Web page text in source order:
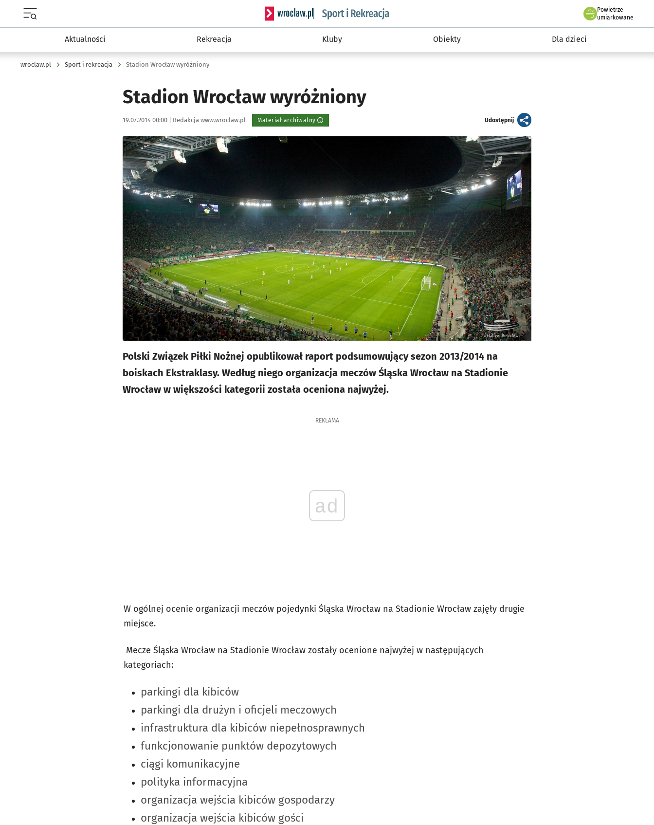
Serwis informacyjny wroclaw.pl podserwis: Sport i rekreacja
Powietrze
we Wrocławiu
umiarkowane
Aktualności Rekreacja Kluby Obiekty Dla dzieci
wroclaw.pl Sport i rekreacja Stadion Wrocław wyróżniony
Stadion Wrocław wyróżniony
Data publikacji:
19.07.2014 00:00 | Autor:
Redakcja www.wroclaw.pl Materiał archiwalny Udostępnijartykuł
Kliknij, aby powiększyć
Polski Związek Piłki Nożnej opublikował raport podsumowujący sezon 2013/2014 na
boiskach Ekstraklasy. Według niego organizacja meczów Śląska Wrocław na Stadionie
Wrocław w większości kategorii została oceniona najwyżej.
REKLAMA
ad
W ogólnej ocenie organizacji meczów pojedynki Śląska Wrocław na Stadionie Wrocław zajęły drugie
miejsce.
Mecze Śląska Wrocław na Stadionie Wrocław zostały ocenione najwyżej w następujących
kategoriach:
parkingi dla kibiców
parkingi dla drużyn i oficjeli meczowych
infrastruktura dla kibiców niepełnosprawnych
funkcjonowanie punktów depozytowych
ciągi komunikacyjne
polityka informacyjna
organizacja wejścia kibiców gospodarzy
organizacja wejścia kibiców gości